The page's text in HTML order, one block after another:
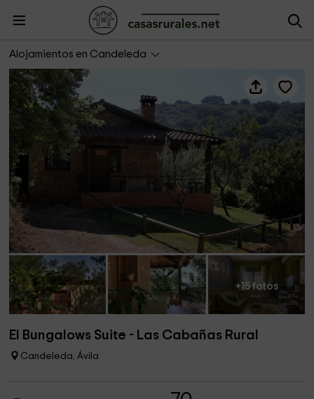
Alojamientos en Candeleda
El Bungalows Suite - Las Cabañas Rural
+15 fotos
El Bungalows Suite - Las Cabañas Rural
Candeleda, Ávila